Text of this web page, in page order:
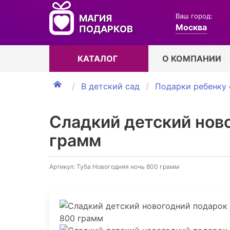
МАГИЯ
ПОДАРКОВ
Ваш город:
Москва
КАТАЛОГ О КОМПАНИИ
В детский сад Подарки ребенку
Сладкий детский
грамм
Артикул: Туба Новогодняя ночь 800 грамм